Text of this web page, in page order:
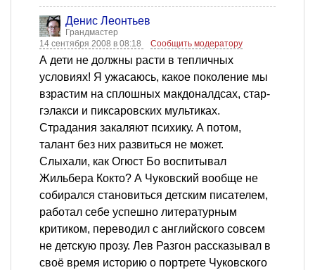
Денис Леонтьев
Грандмастер
14 сентября 2008 в 08:18
Сообщить модератору
А дети не должны расти в тепличных
условиях! Я ужасаюсь, какое поколение мы
взрастим на сплошных макдоналдсах, стар-
гэлакси и пиксаровских мультиках.
Страдания закаляют психику. А потом,
талант без них развиться не может.
Слыхали, как Огюст Бо воспитывал
Жильбера Кокто? А Чуковский вообще не
собирался становиться детским писателем,
работал себе успешно литературным
критиком, переводил с английского совсем
не детскую прозу. Лев Разгон рассказывал в
своё время историю о портрете Чуковского